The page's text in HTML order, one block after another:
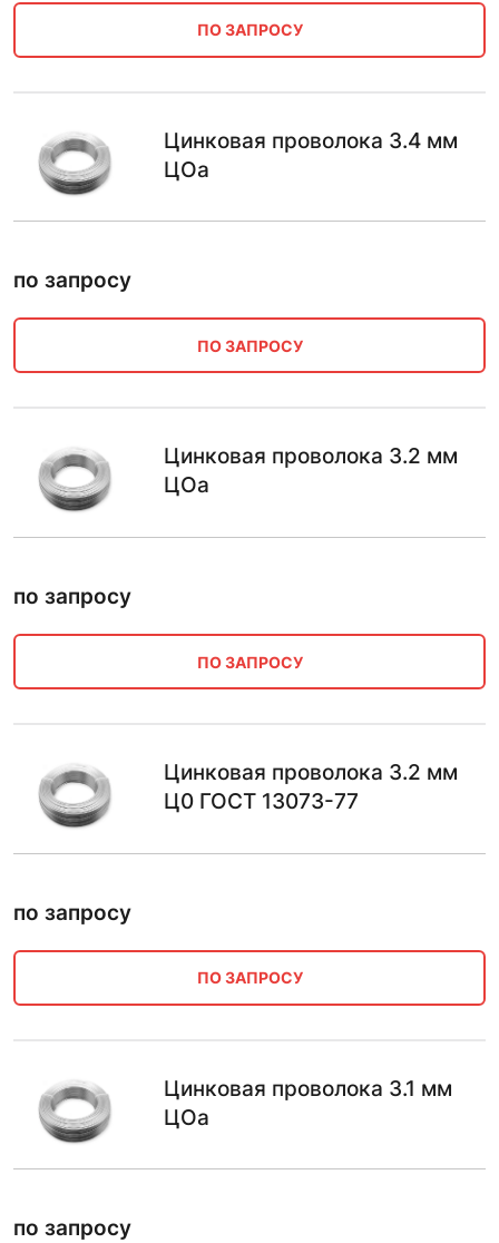
ПО ЗАПРОСУ
Цинковая проволока 3.4 мм
ЦОа
по запросу
ПО ЗАПРОСУ
Цинковая проволока 3.2 мм
ЦОа
по запросу
ПО ЗАПРОСУ
Цинковая проволока 3.2 мм
Ц0 ГОСТ 13073-77
по запросу
ПО ЗАПРОСУ
Цинковая проволока 3.1 мм
ЦОа
по запросу